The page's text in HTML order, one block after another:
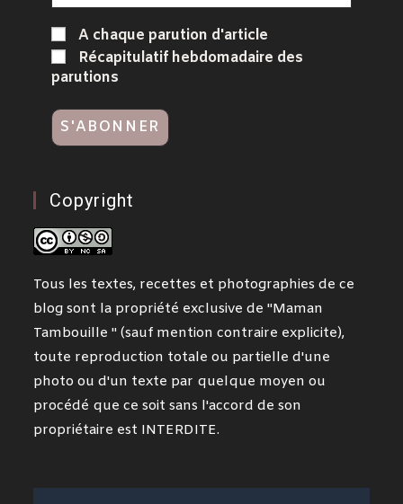
A chaque parution d'article
Récapitulatif hebdomadaire des
parutions
Copyright
Tous les textes, recettes et photographies de ce
blog sont la propriété exclusive de "Maman
Tambouille " (sauf mention contraire explicite),
toute reproduction totale ou partielle d'une
photo ou d'un texte par quelque moyen ou
procédé que ce soit sans l'accord de son
propriétaire est INTERDITE.